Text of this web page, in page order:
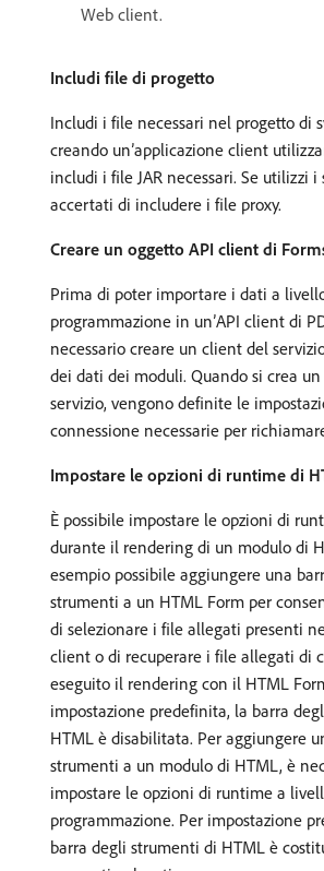
Web client.
Includi file di progetto
Includi i file necessari nel progetto di
creando un’applicazione client
includi i file JAR necessari. Se utilizzi i
accertati di includere i file proxy.
Creare un oggetto API client di
Prima di poter importare i dati a
programmazione in un’API client di
necessario creare un client del
dei dati dei moduli. Quando si crea
servizio, vengono definite le
connessione necessarie per
Impostare le opzioni di runtime di
È possibile impostare le opzioni di
durante il rendering di un modulo di
esempio possibile aggiungere una
strumenti a un HTML Form per
di selezionare i file allegati presenti
client o di recuperare i file allegati di
eseguito il rendering con il HTML
impostazione predefinita, la barra
HTML è disabilitata. Per aggiungere
strumenti a un modulo di HTML, è
impostare le opzioni di runtime a
programmazione. Per impostazione
barra degli strumenti di HTML è